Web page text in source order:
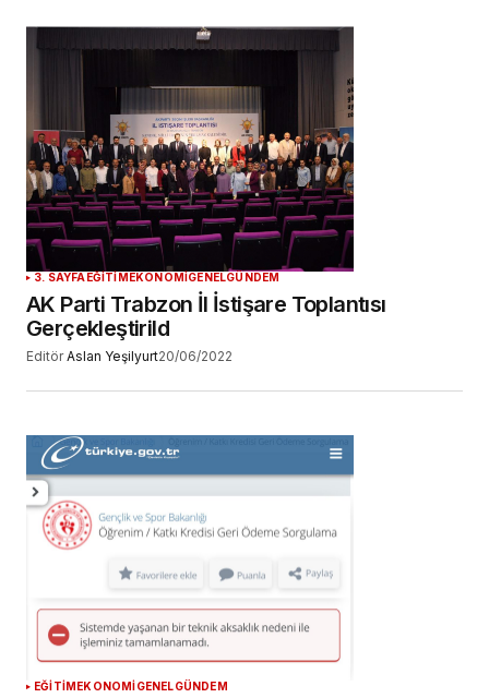
3. SAYFA EĞİTİM EKONOMİGENELGÜNDEM
AK Parti Trabzon İl İstişare Toplantısı
Gerçekleştirild
Editör Aslan Yeşilyurt20/06/2022
EĞİTİMEKONOMİGENELGÜNDEM